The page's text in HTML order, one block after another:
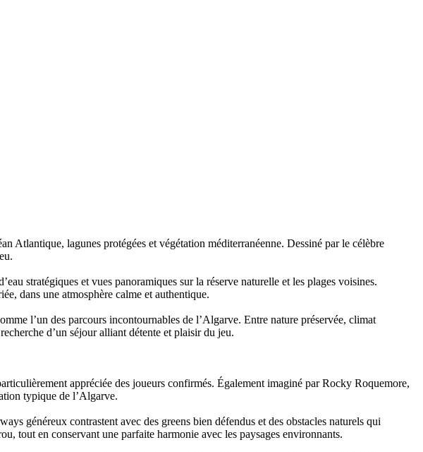
lagunes protégées et végétation méditerranéenne. Dessiné par le célèbre
stratégiques et vues panoramiques sur la réserve naturelle et les plages voisines.
dans une atmosphère calme et authentique.
l’un des parcours incontournables de l’Algarve. Entre nature préservée, climat
d’un séjour alliant détente et plaisir du jeu.
appréciée des joueurs confirmés. Également imaginé par Rocky Roquemore,
typique de l’Algarve.
généreux contrastent avec des greens bien défendus et des obstacles naturels qui
tout en conservant une parfaite harmonie avec les paysages environnants.